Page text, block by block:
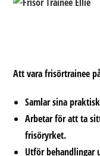
Att vara frisörtrainee
Samlar sina
Arbetar för att ta
frisöryrket.
Utför behandlingar